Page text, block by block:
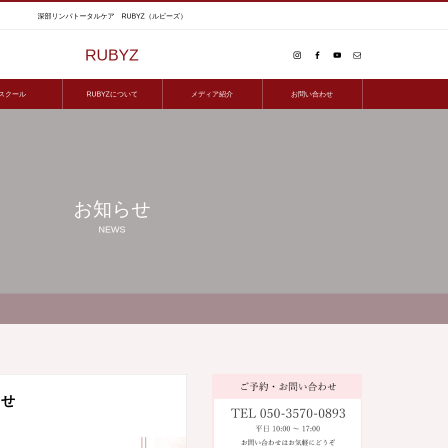
深部リンパトータルケア RUBYZ（ルビーズ）
RUBYZ
クール RUBYZについて メディア紹介 お問い合わせ
お知らせ
NEWS